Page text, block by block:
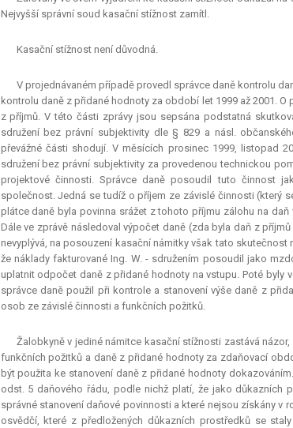
Nejvyšší správní soud kasační stížnost zamítl.
Kasační stížnost není důvodná.
V projednávaném případě provedl správce daně kontrolu
kontrolu daně z přidané hodnoty za období let 1999 až 2001.
z příjmů. V této části zprávy jsou sepsána podstatná
sdružení bez právní subjektivity dle § 829 a násl.
převážné části shodují. V měsících prosinec 1999, listopad
sdružení bez právní subjektivity za provedenou technickou
projektové činnosti. Správce daně posoudil tuto činnost
společnost. Jedná se tudíž o příjem ze závislé činnosti (který
plátce daně byla povinna srážet z tohoto příjmu zálohu na
Dále ve zprávě následoval výpočet daně (zda byla daň z
nevyplývá, na posouzení kasační námitky však tato
že náklady fakturované Ing. W. - sdružením posoudil jako
uplatnit odpočet daně z přidané hodnoty na vstupu. Poté byly
správce daně použil při kontrole a stanovení výše daně z
osob ze závislé činnosti a funkčních požitků.
Žalobkyně v jediné námitce kasační stížnosti zastává
funkčních požitků a daně z přidané hodnoty za zdaňovací
být použita ke stanovení daně z přidané hodnoty
odst. 5 daňového řádu, podle nichž platí, že jako důkazních
správné stanovení daňové povinnosti a které nejsou získány v
osvědčí, které z předložených důkazních prostředků se